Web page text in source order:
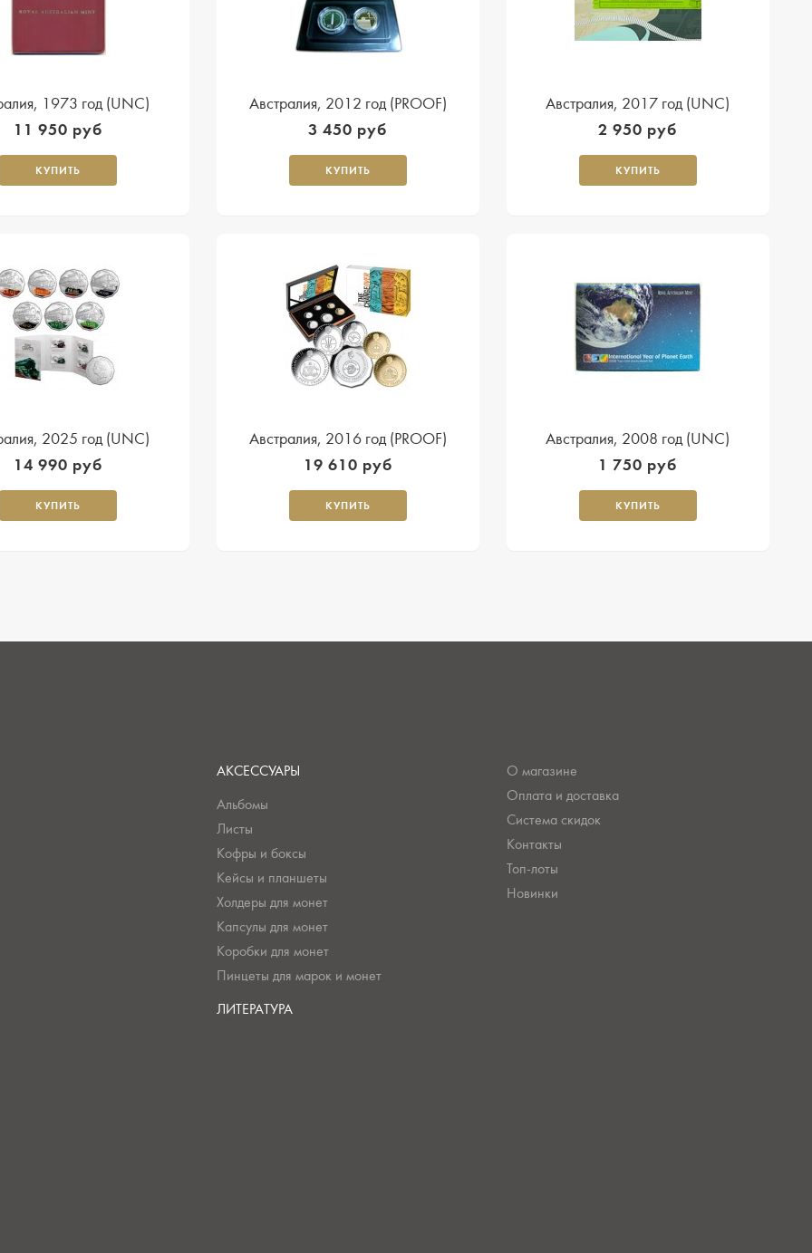
1973 год (UNC)
11 950 руб
КУПИТЬ
Австралия, 2012 год (PROOF)
3 450 руб
КУПИТЬ
Австралия, 2017 год (UNC)
2 950 руб
КУПИТЬ
2025 год (UNC)
14 990 руб
КУПИТЬ
Австралия, 2016 год (PROOF)
19 610 руб
КУПИТЬ
Австралия, 2008 год (UNC)
1 750 руб
КУПИТЬ
АКСЕССУАРЫ
Альбомы
Листы
Кофры и боксы
Кейсы и планшеты
Холдеры для монет
Капсулы для монет
Коробки для монет
Пинцеты для марок и монет
ЛИТЕРАТУРА
О магазине
Оплата и доставка
Система скидок
Контакты
Топ-лоты
Новинки